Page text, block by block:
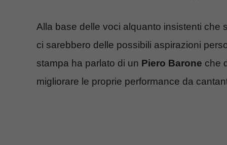
Alla base delle voci alquanto insistenti che
ci sarebbero delle possibili aspirazioni
stampa ha parlato di un Piero Barone che
migliorare le proprie performance da